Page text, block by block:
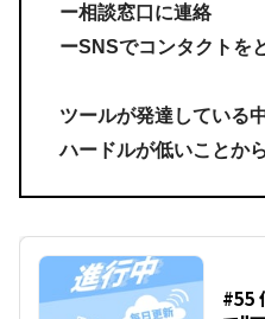
ー相談窓口に連絡
ーSNSでコンタクトを
ツールが発達している
ハードルが低いことか